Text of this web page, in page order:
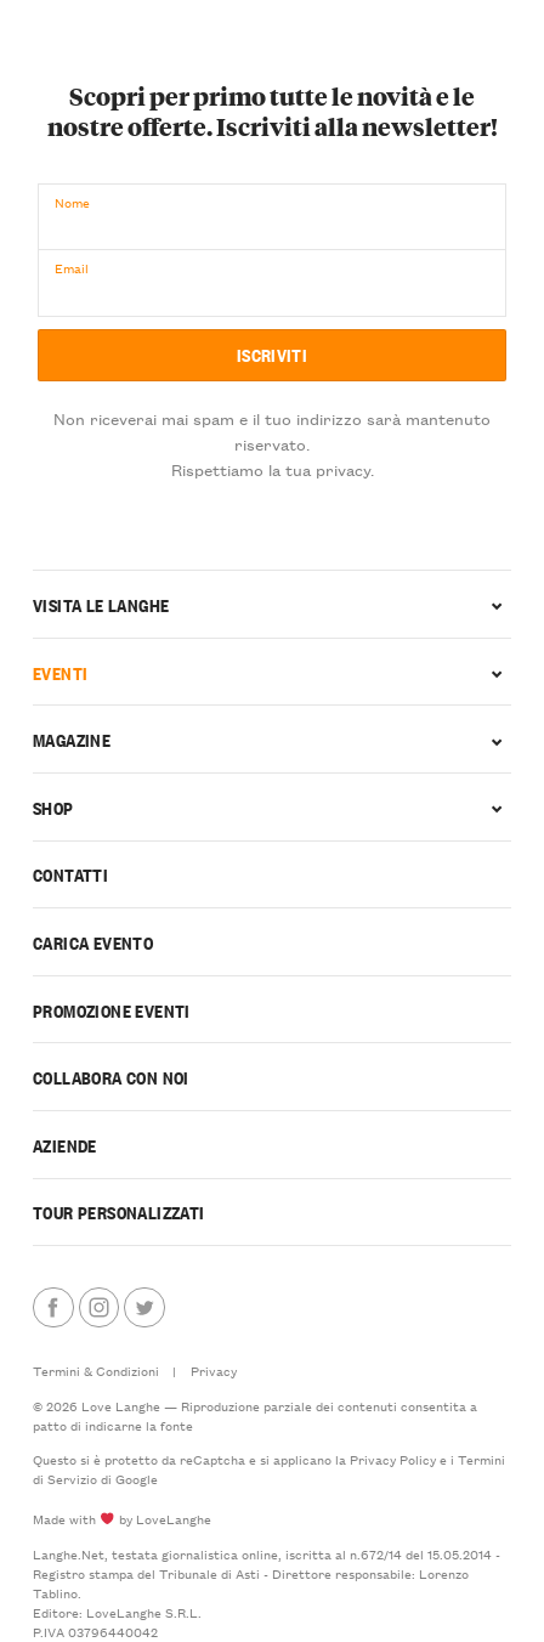
Scopri per primo tutte le novità e le
nostre offerte. Iscriviti alla newsletter!
Nome
Email
Non riceverai mai spam e il tuo indirizzo sarà mantenuto
riservato.
Rispettiamo la tua privacy.
CONTATTI
CARICA EVENTO
PROMOZIONE EVENTI
COLLABORA CON NOI
AZIENDE
TOUR PERSONALIZZATI
VISITA LE LANGHE
EVENTI
MAGAZINE
SHOP
Termini & Condizioni |
Privacy
© 2026 Love Langhe — Riproduzione parziale dei contenuti consentita a
patto di indicarne la fonte
Questo si è protetto da reCaptcha e si applicano la Privacy Policye i Termini
di Serviziodi Google
Made with
by LoveLanghe
Langhe.Net, testata giornalistica online, iscritta al n.672/14 del 15.05.2014 -
Registro stampa del Tribunale di Asti - Direttore responsabile: Lorenzo
Tablino.
Editore: LoveLanghe S.R.L.
P.IVA 03796440042